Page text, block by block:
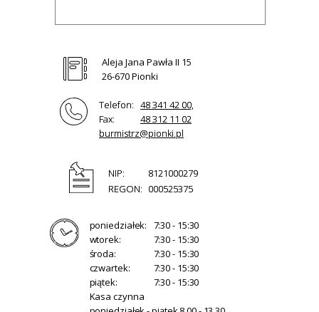
Aleja Jana Pawła II 15
26-670 Pionki
Telefon: 48 341 42 00,
Fax:
48 312 11 02
burmistrz@pionki.pl
NIP:
8121000279
REGON: 000525375
poniedziałek:
7:30 - 15:30
wtorek:
7:30 - 15:30
środa:
7:30 - 15:30
czwartek:
7:30 - 15:30
piątek:
7:30 - 15:30
Kasa czynna